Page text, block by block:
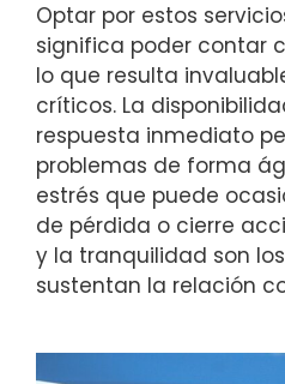
Optar por estos
significa poder contar
lo que resulta
críticos. La
respuesta inmediato
problemas de forma
estrés que puede
de pérdida o cierre
y la tranquilidad son
sustentan la relación